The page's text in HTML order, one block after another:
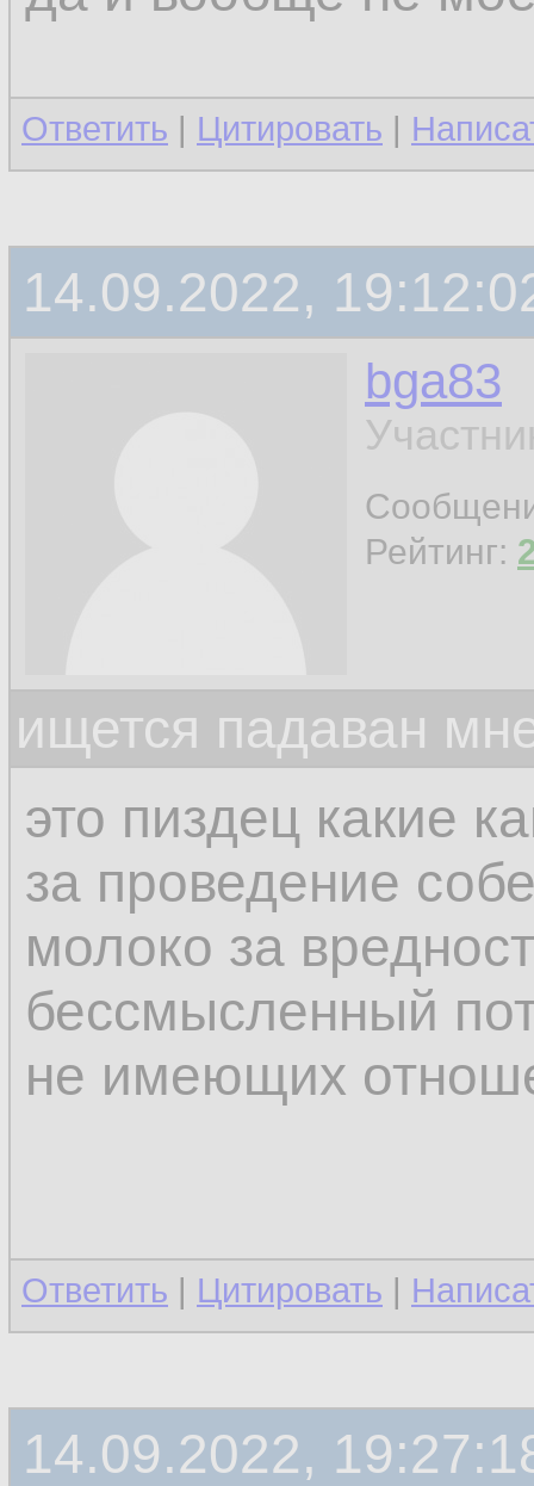
Ответить | Цитировать |
14.09.2022,
bga83
Рейтинг:
ищется падаван
это пиздец какие
за проведение
молоко за
бессмысленный
не имеющих
Ответить | Цитировать |
14.09.2022,